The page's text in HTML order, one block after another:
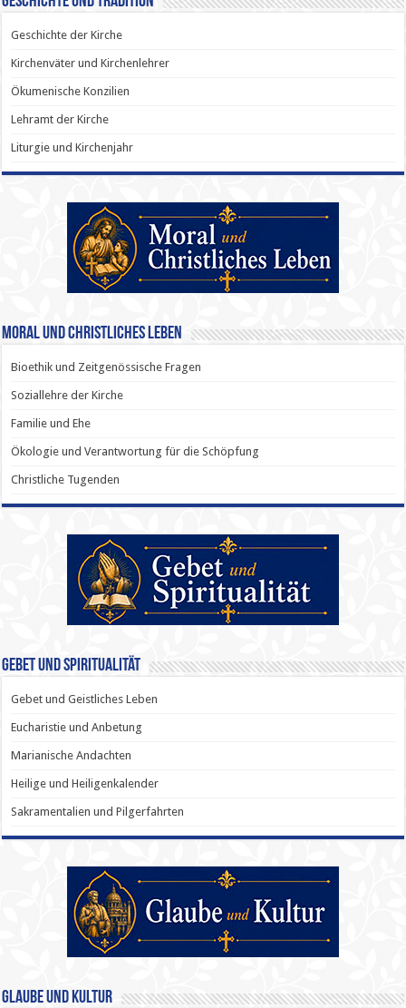
Geschichte der Kirche
Kirchenväter und Kirchenlehrer
Ökumenische Konzilien
Lehramt der Kirche
Liturgie und Kirchenjahr
Moral und Christliches Leben
Bioethik und Zeitgenössische Fragen
Soziallehre der Kirche
Familie und Ehe
Ökologie und Verantwortung für die Schöpfung
Christliche Tugenden
Gebet und Spiritualität
Gebet und Geistliches Leben
Eucharistie und Anbetung
Marianische Andachten
Heilige und Heiligenkalender
Sakramentalien und Pilgerfahrten
Glaube und Kultur